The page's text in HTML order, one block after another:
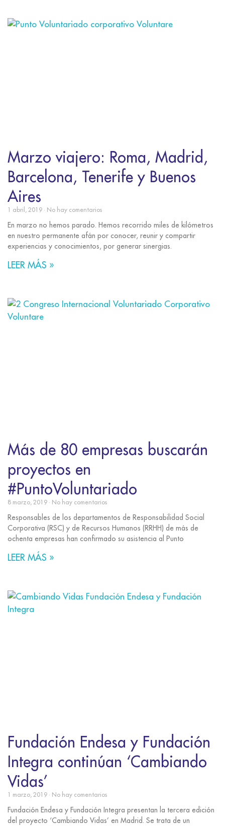
Marzo viajero: Roma, Madrid,
Barcelona, Tenerife y Buenos
Aires
1 abril, 2019 No hay comentarios
En marzo no hemos parado. Hemos recorrido miles de kilómetros
en nuestro permanente afán por conocer, reunir y compartir
experiencias y conocimientos, por generar sinergias.
LEER MÁS »
Más de 80 empresas buscarán
proyectos en
#PuntoVoluntariado
8 marzo, 2019 No hay comentarios
Responsables de los departamentos de Responsabilidad Social
Corporativa (RSC) y de Recursos Humanos (RRHH) de más de
ochenta empresas han confirmado su asistencia al Punto
LEER MÁS »
Fundación Endesa y Fundación
Integra continúan ‘Cambiando
Vidas’
1 marzo, 2019 No hay comentarios
Fundación Endesa y Fundación Integra presentan la tercera edición
del proyecto ‘Cambiando Vidas’ en Madrid. Se trata de un